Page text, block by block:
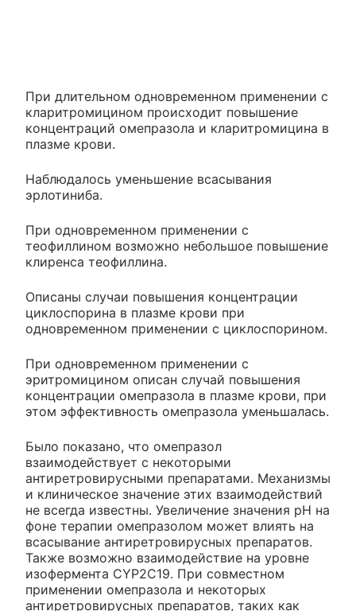
При длительном одновременном применении с
кларитромицином происходит повышение
концентраций омепразола и кларитромицина в
плазме крови.
Наблюдалось уменьшение всасывания
эрлотиниба.
При одновременном применении с
теофиллином возможно небольшое повышение
клиренса теофиллина.
Описаны случаи повышения концентрации
циклоспорина в плазме крови при
одновременном применении с циклоспорином.
При одновременном применении с
эритромицином описан случай повышения
концентрации омепразола в плазме крови, при
этом эффективность омепразола уменьшалась.
Было показано, что омепразол
взаимодействует с некоторыми
антиретровирусными препаратами. Механизмы
и клиническое значение этих взаимодействий
не всегда известны. Увеличение значения рН на
фоне терапии омепразолом может влиять на
всасывание антиретровирусных препаратов.
Также возможно взаимодействие на уровне
изофермента CYP2C19. При совместном
применении омепразола и некоторых
антиретровирусных препаратов, таких как